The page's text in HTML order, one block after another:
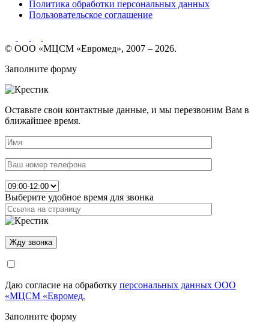
Политика обработки персональных данных
Пользовательское соглашение
© ООО «МЦСМ «Евромед», 2007 – 2026.
Заполните форму
Оставьте свои контактные данные, и мы перезвоним Вам в
ближайшее время.
Выберите удобное время для звонка
Даю согласие на обработку персональных данных ООО
«МЦСМ «Евромед.
Заполните форму